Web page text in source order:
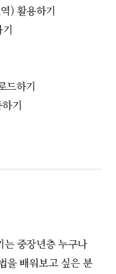
) 활용하기
드하기
기
중장년층 누구나
을 배워보고 싶은 분